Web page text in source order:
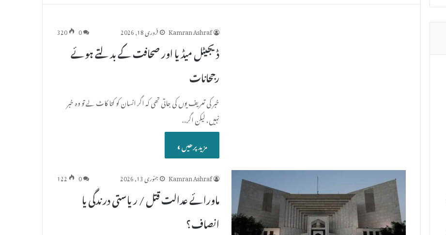
Kamran Ashraf فروری 18, 2026 0
320
ڈیجیٹل میڈیا اور صحافت کے بدلتے ہوئے
رجحانات
خبر کی تعریف یوں کی جاتی تھی کہ اگر انسان کو کتا کاٹ لے تو وہ خبر
نہیں، لیکن اگر…
مزید پرھیں »
Kamran Ashraf جنوری 13, 2026 0
122
ماورائے عدالت قتل / ریاستی درندگی یا
انصاف؟